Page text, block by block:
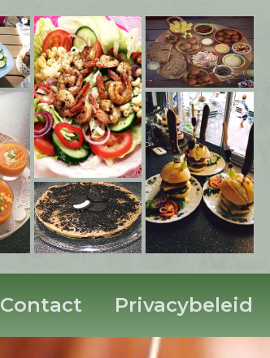
Contact Privacybeleid